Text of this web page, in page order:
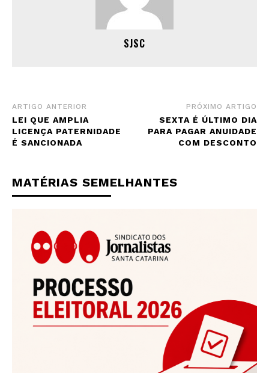
SJSC
ARTIGO ANTERIOR
LEI QUE AMPLIA
LICENÇA PATERNIDADE
É SANCIONADA
PRÓXIMO ARTIGO
SEXTA É ÚLTIMO DIA
PARA PAGAR ANUIDADE
COM DESCONTO
MATÉRIAS SEMELHANTES